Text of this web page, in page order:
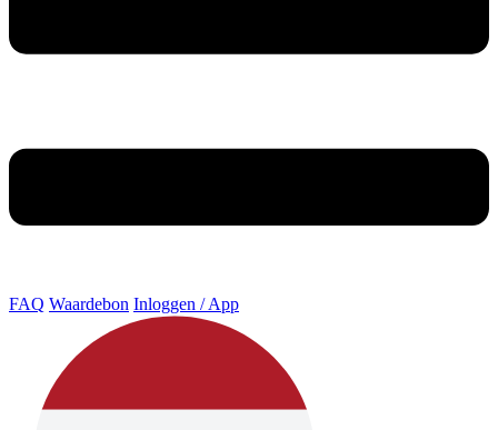
FAQ Waardebon Inloggen / App